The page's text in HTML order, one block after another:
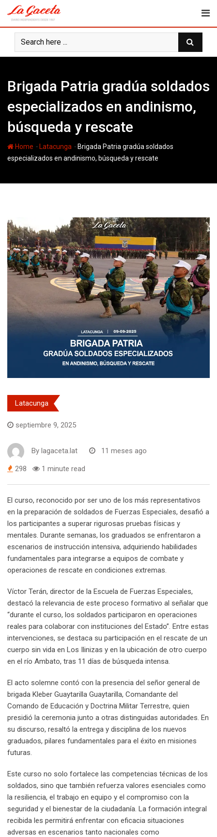
content
Brigada Patria gradúa soldados
especializados en andinismo,
búsqueda y rescate
Home - Latacunga - Brigada Patria gradúa soldados
especializados en andinismo, búsqueda y rescate
Latacunga
septiembre 9, 2025
By lagaceta.lat 11 meses ago
298 1 minute read
El curso, reconocido por ser uno de los más representativos
en la preparación de soldados de Fuerzas Especiales, desafió a
los participantes a superar rigurosas pruebas físicas y
mentales. Durante semanas, los graduados se enfrentaron a
escenarios de instrucción intensiva, adquiriendo habilidades
fundamentales para integrarse a equipos de combate y
operaciones de rescate en condiciones extremas.
Víctor Terán, director de la Escuela de Fuerzas Especiales,
destacó la relevancia de este proceso formativo al señalar que
“durante el curso, los soldados participaron en operaciones
reales para colaborar con instituciones del Estado”. Entre estas
intervenciones, se destaca su participación en el rescate de un
cuerpo sin vida en Los Ilinizas y en la ubicación de otro cuerpo
en el río Ambato, tras 11 días de búsqueda intensa.
El acto solemne contó con la presencia del señor general de
brigada Kleber Guaytarilla Guaytarilla, Comandante del
Comando de Educación y Doctrina Militar Terrestre, quien
presidió la ceremonia junto a otras distinguidas autoridades. En
su discurso, resaltó la entrega y disciplina de los nuevos
graduados, pilares fundamentales para el éxito en misiones
futuras.
Este curso no solo fortalece las competencias técnicas de los
soldados, sino que también refuerza valores esenciales como
la resiliencia, el trabajo en equipo y el compromiso con la
seguridad y el bienestar de la ciudadanía. La formación integral
recibida les permitirá enfrentar con eficacia situaciones
adversas en escenarios tanto nacionales como